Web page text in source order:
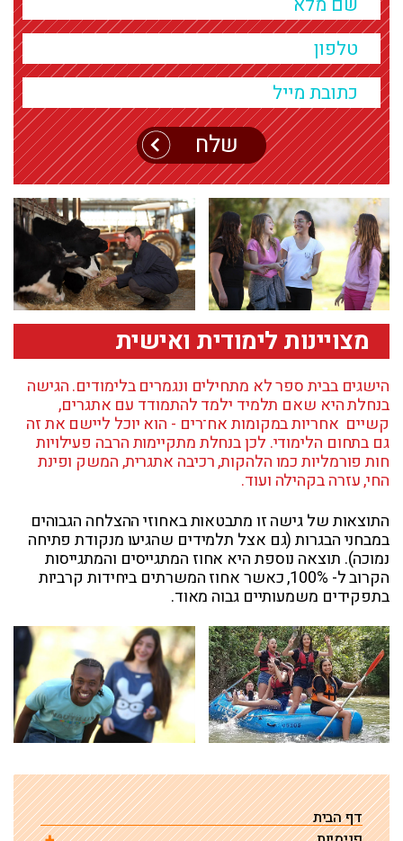
Alternative:
מצויינות לימודית ואישית
הישגים בבית ספר לא מתחילים ונגמרים בלימודים. הגישה
בנחלת היא שאם תלמיד ילמד להתמודד עם אתגרים,
קשיים אחריות במקומות אח־רים - הוא יוכל ליישם את זה
גם בתחום הלימודי. לכן בנחלת מתקיימות הרבה פעילויות
חות פורמליות כמו הלהקות, רכיבה אתגרית, המשק ופינת
החי, עזרה בקהילה ועוד.
התוצאות של גישה זו מתבטאות באחוזי ההצלחה הגבוהים
במבחני הבגרות (גם אצל תלמידים שהגיעו מנקודת פתיחה
נמוכה). תוצאה נוספת היא אחוז המתגייסים והמתגייסות
הקרוב ל- 100%, כאשר אחוז המשרתים ביחידות קרביות
בתפקידים משמעותיים גבוה מאוד.
דף הבית